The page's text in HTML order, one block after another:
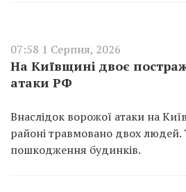
07:58 1 Серпня, 2026
На Київщині двоє
атаки РФ
Внаслідок ворожої атаки на
районі травмовано двох
пошкодження будинків.